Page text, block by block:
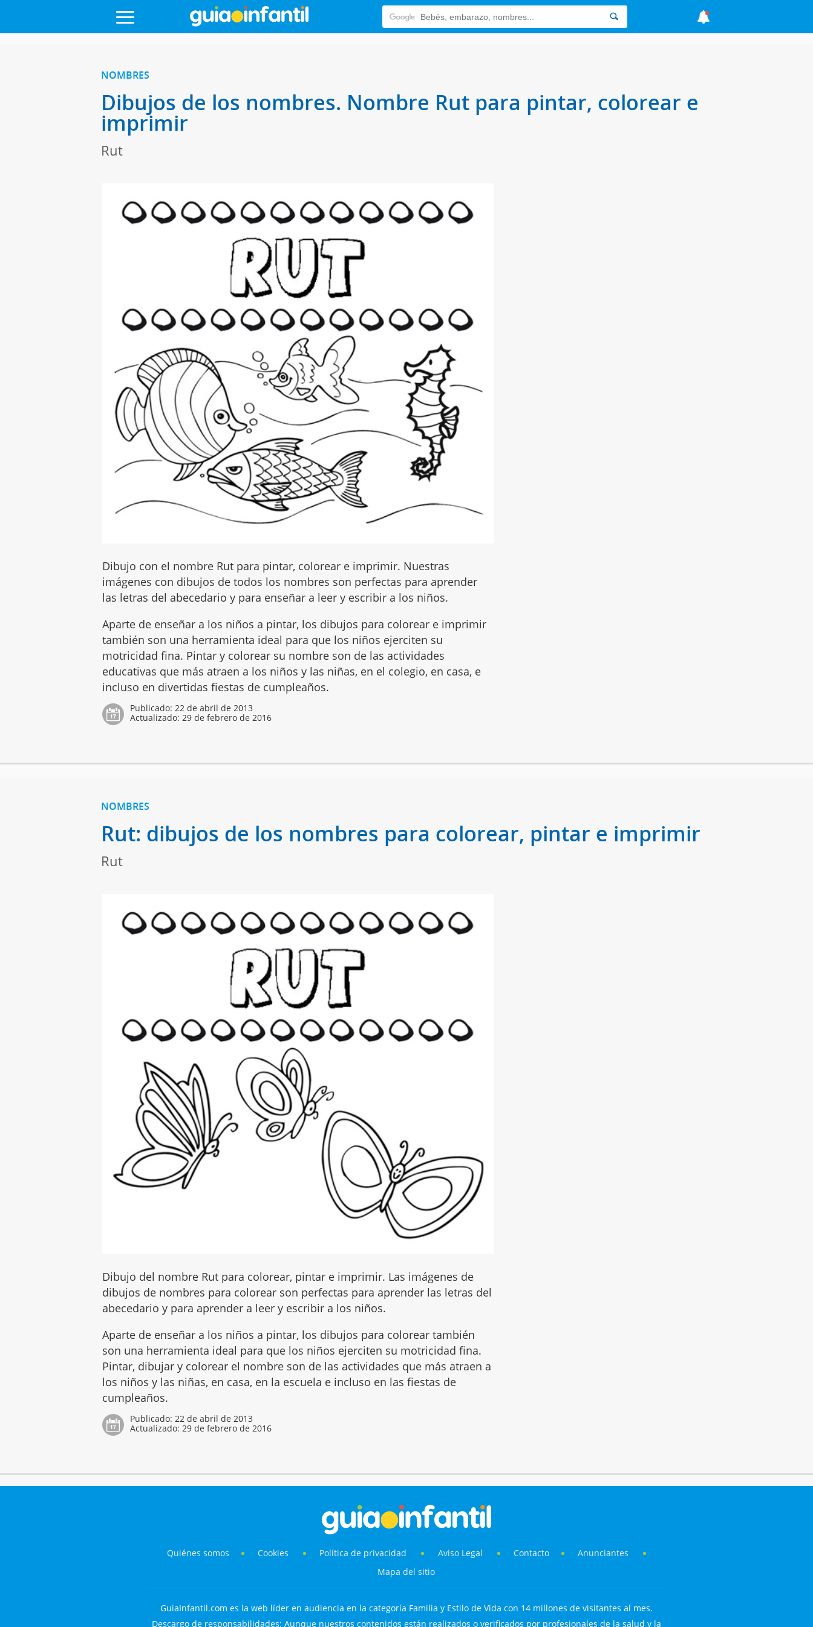
NOMBRES
Dibujos de los nombres. Nombre Rut para pintar, colorear e
imprimir
Rut
Dibujo con el nombre Rut para pintar, colorear e imprimir. Nuestras
imágenes con dibujos de todos los nombres son perfectas para aprender
las letras del abecedario y para enseñar a leer y escribir a los niños.
Aparte de enseñar a los niños a pintar, los dibujos para colorear e imprimir
también son una herramienta ideal para que los niños ejerciten su
motricidad fina. Pintar y colorear su nombre son de las actividades
educativas que más atraen a los niños y las niñas, en el colegio, en casa, e
incluso en divertidas fiestas de cumpleaños.
Publicado:22 de abril de 2013
Actualizado:29 de febrero de 2016
NOMBRES
Rut: dibujos de los nombres para colorear, pintar e imprimir
Rut
Dibujo del nombre Rut para colorear, pintar e imprimir. Las imágenes de
dibujos de nombres para colorear son perfectas para aprender las letras del
abecedario y para aprender a leer y escribir a los niños.
Aparte de enseñar a los niños a pintar, los dibujos para colorear también
son una herramienta ideal para que los niños ejerciten su motricidad fina.
Pintar, dibujar y colorear el nombre son de las actividades que más atraen a
los niños y las niñas, en casa, en la escuela e incluso en las fiestas de
cumpleaños.
Publicado:22 de abril de 2013
Actualizado:29 de febrero de 2016
Quiénes somos Cookies Política de privacidad Aviso Legal Contacto
Anunciantes
Mapa del sitio
GuiaInfantil.com es la web líder en audiencia en la categoría Familia y Estilo de Vida con 14 millones de visitantes al mes.
Descargo de responsabilidades: Aunque nuestros contenidos están realizados o verificados por profesionales de la salud y la